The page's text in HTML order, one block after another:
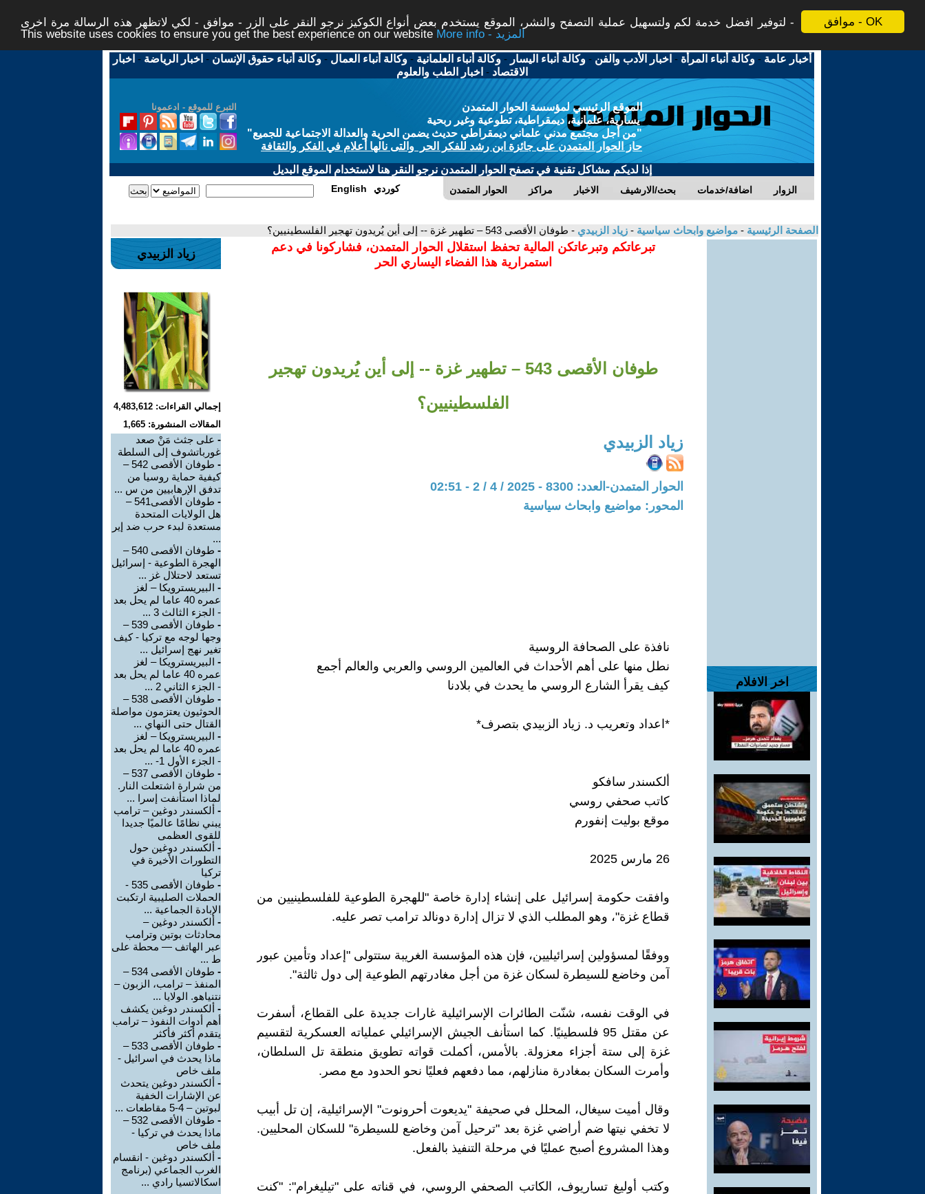
موافق - OK
لتوفير افضل خدمة لكم ولتسهيل عملية التصفح والنشر، الموقع يستخدم بعض أنواع الكوكيز نرجو النقر على الزر - موافق - لكي لاتظهر هذه الرسالة مرة اخرى -
This website uses cookies to ensure you get the best experience on our website
More info - المزيد
أخبار عامة -وكالة أنباء المرأة - اخبار الأدب والفن -وكالة أنباء اليسار -وكالة أنباء العلمانية -وكالة أنباء العمال -وكالة أنباء حقوق الإنسان - اخبار الرياضة - اخبار
الاقتصاد - اخبار الطب والعلوم
التبرع للموقع - ادعمونا
الموقع الرئيسي لمؤسسة الحوار المتمدن
يسارية، علمانية، ديمقراطية، تطوعية وغير ربحية
"من أجل مجتمع مدني علماني ديمقراطي حديث يضمن الحرية والعدالة الاجتماعية للجميع"
حاز الحوار المتمدن على جائزة ابن رشد للفكر الحر والتى نالها أعلام في الفكر والثقافة
إذا لديكم مشاكل تقنية في تصفح الحوار المتمدن نرجو النقر هنا لاستخدام الموقع البديل
الحوار المتمدن مراكز الاخبار بحث/الارشيف اضافة/خدمات الزوار English كوردي
الصفحة الرئيسية - مواضيع وابحاث سياسية - زياد الزبيدي - طوفان الأقصى 543 – تطهير غزة -- إلى أين يُريدون تهجير الفلسطينيين؟
اخر الافلام
تبرعاتكم وتبرعاتكن المالية تحفظ استقلال الحوار المتمدن، فشاركونا في دعم
استمرارية هذا الفضاء اليساري الحر
طوفان الأقصى 543 – تطهير غزة -- إلى أين يُريدون تهجير
الفلسطينيين؟
زياد الزبيدي
الحوار المتمدن-العدد: 8300 - 2025 / 4 / 2 - 02:51
المحور: مواضيع وابحاث سياسية
نافذة على الصحافة الروسية
نطل منها على أهم الأحداث في العالمين الروسي والعربي والعالم أجمع
كيف يقرأ الشارع الروسي ما يحدث في بلادنا
*اعداد وتعريب د. زياد الزبيدي بتصرف*
ألكسندر سافكو
كاتب صحفي روسي
موقع بوليت إنفورم
26 مارس 2025
وافقت حكومة إسرائيل على إنشاء إدارة خاصة "للهجرة الطوعية للفلسطينيين من
قطاع غزة"، وهو المطلب الذي لا تزال إدارة دونالد ترامب تصر عليه.
ووفقًا لمسؤولين إسرائيليين، فإن هذه المؤسسة الغريبة ستتولى "إعداد وتأمين عبور
آمن وخاضع للسيطرة لسكان غزة من أجل مغادرتهم الطوعية إلى دول ثالثة".
في الوقت نفسه، شنّت الطائرات الإسرائيلية غارات جديدة على القطاع، أسفرت
عن مقتل 95 فلسطينيًا. كما استأنف الجيش الإسرائيلي عملياته العسكرية لتقسيم
غزة إلى ستة أجزاء معزولة. بالأمس، أكملت قواته تطويق منطقة تل السلطان،
وأمرت السكان بمغادرة منازلهم، مما دفعهم فعليًا نحو الحدود مع مصر.
وقال أميت سيغال، المحلل في صحيفة "يديعوت أحرونوت" الإسرائيلية، إن تل أبيب
لا تخفي نيتها ضم أراضي غزة بعد "ترحيل آمن وخاضع للسيطرة" للسكان المحليين.
وهذا المشروع أصبح عمليًا في مرحلة التنفيذ بالفعل.
وكتب أوليغ تساريوف، الكاتب الصحفي الروسي، في قناته على "تيليغرام": "كنت
زياد الزبيدي
إجمالي القراءات: 4,483,612
المقالات المنشورة: 1,665
- على جثث مَنْ صعد
غورباتشوف إلى السلطة
-
طوفان الأقصى 542 –
كيفية حماية روسيا من
تدفق الإرهابيين من س ...
-
طوفان الأقصى541 –
هل الولايات المتحدة
مستعدة لبدء حرب ضد إير
...
-
طوفان الأقصى 540 –
الهجرة الطوعية - إسرائيل
تستعد لاحتلال غز ...
- البيريسترويكا – لغز
عمره 40 عاما لم يحل بعد
- الجزء الثالث 3 ...
-
طوفان الأقصى 539 –
وجها لوجه مع تركيا - كيف
تغير نهج إسرائيل ...
- البيريسترويكا – لغز
عمره 40 عاما لم يحل بعد
- الجزء الثاني 2 ...
-
طوفان الأقصى 538 –
الحوثيون يعتزمون مواصلة
القتال حتى النهاي ...
- البيريسترويكا – لغز
عمره 40 عاما لم يحل بعد
- الجزء الأول 1- ...
-
طوفان الأقصى 537 –
من شرارة اشتعلت النار.
لماذا استأنفت إسرا ...
- ألكسندر دوغين – ترامب
يبني نظامًا عالميًا جديدا
للقوى العظمى
- ألكسندر دوغين حول
التطورات الأخيرة في
تركيا
-
طوفان الأقصى 535 -
الحملات الصليبية ارتكبت
الإبادة الجماعية ...
- ألكسندر دوغين –
محادثات بوتين وترامب
عبر الهاتف — محطة على
ط ...
-
طوفان الأقصى 534 –
المنفذ – ترامب، الزبون –
نتنياهو. الولايا ...
- ألكسندر دوغين يكشف
أهم أدوات النفوذ – ترامب
يتقدم أكثر فأكثر
-
طوفان الأقصى 533 –
ماذا يحدث في اسرائيل -
ملف خاص
- ألكسندر دوغين يتحدث
عن الإشارات الخفية
لبوتين – 4-5 مقاطعات ...
-
طوفان الأقصى 532 –
ماذا يحدث في تركيا -
ملف خاص
- ألكسندر دوغين - انقسام
الغرب الجماعي (برنامج
اسكالاتسيا رادي ...